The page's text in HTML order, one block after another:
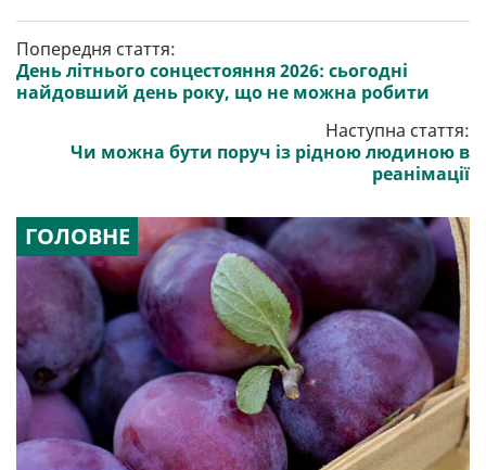
Попередня стаття:
День літнього сонцестояння 2026: сьогодні
найдовший день року, що не можна робити
Наступна стаття:
Чи можна бути поруч із рідною людиною в
реанімації
ГОЛОВНЕ